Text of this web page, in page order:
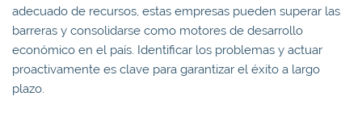
adecuado de recursos, estas empresas pueden superar las
barreras y consolidarse como motores de desarrollo
económico en el país. Identificar los problemas y actuar
proactivamente es clave para garantizar el éxito a largo
plazo.